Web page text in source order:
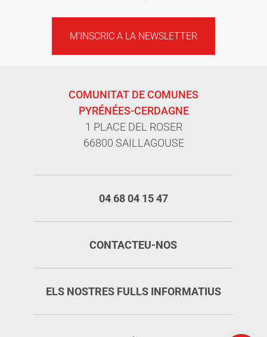
M'INSCRIC A LA NEWSLETTER
COMUNITAT DE COMUNES
PYRÉNÉES-CERDAGNE
1 PLACE DEL ROSER
66800 SAILLAGOUSE
04 68 04 15 47
CONTACTEU-NOS
ELS NOSTRES FULLS INFORMATIUS